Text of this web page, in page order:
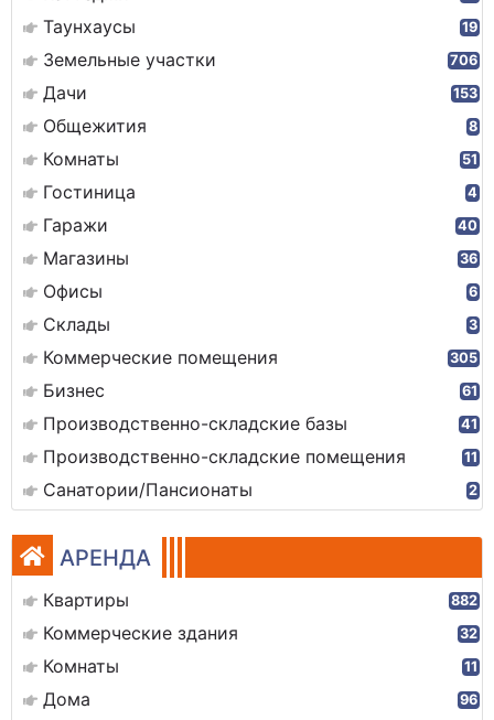
Таунхаусы 19
Земельные участки 706
Дачи 153
Общежития 8
Комнаты 51
Гостиница 4
Гаражи 40
Магазины 36
Офисы 6
Склады 3
Коммерческие помещения 305
Бизнес 61
Производственно-складские базы 41
Производственно-складские помещения 11
Санатории/Пансионаты 2
АРЕНДА
Квартиры 882
Коммерческие здания 32
Комнаты 11
Дома 96